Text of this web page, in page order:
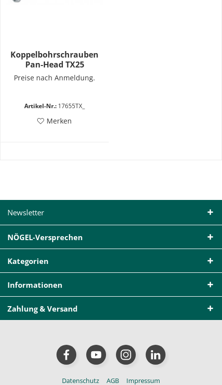
Koppelbohrschrauben
Pan-Head TX25
Preise nach Anmeldung.
Artikel-Nr.: 17655TX_
Merken
Newsletter
NÖGEL-Versprechen
Kategorien
Informationen
Zahlung & Versand
Datenschutz AGB Impressum